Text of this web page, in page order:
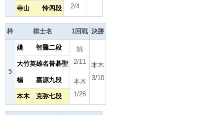
2/4
寺山 怜四段
枠 棋士名 1回戦 決勝
5
姚 智騰二段
姚
2/11
本木
3/10
大竹英雄名誉碁聖
楊 嘉源九段
本木
1/28
本木 克弥七段